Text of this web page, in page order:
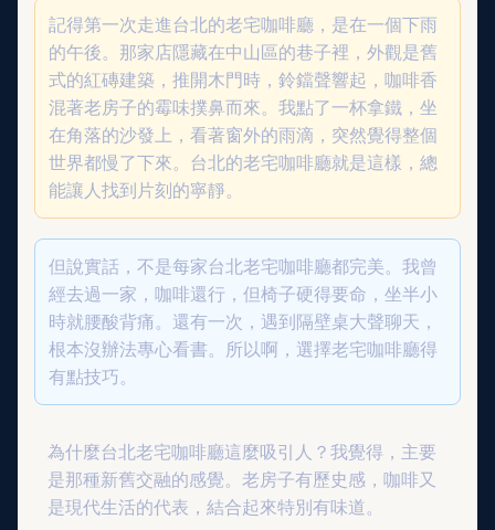
記得第一次走進台北的老宅咖啡廳，是在一個下雨
的午後。那家店隱藏在中山區的巷子裡，外觀是舊
式的紅磚建築，推開木門時，鈴鐺聲響起，咖啡香
混著老房子的霉味撲鼻而來。我點了一杯拿鐵，坐
在角落的沙發上，看著窗外的雨滴，突然覺得整個
世界都慢了下來。台北的老宅咖啡廳就是這樣，總
能讓人找到片刻的寧靜。
但說實話，不是每家台北老宅咖啡廳都完美。我曾
經去過一家，咖啡還行，但椅子硬得要命，坐半小
時就腰酸背痛。還有一次，遇到隔壁桌大聲聊天，
根本沒辦法專心看書。所以啊，選擇老宅咖啡廳得
有點技巧。
為什麼台北老宅咖啡廳這麼吸引人？我覺得，主要
是那種新舊交融的感覺。老房子有歷史感，咖啡又
是現代生活的代表，結合起來特別有味道。